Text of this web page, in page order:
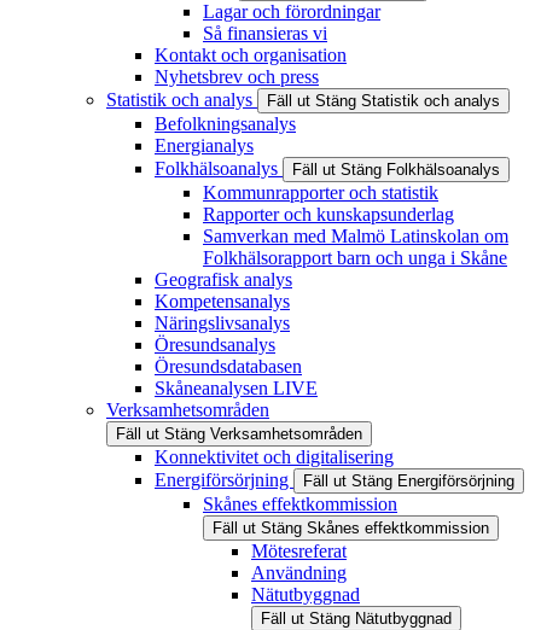
Lagar och förordningar
Så finansieras vi
Kontakt och organisation
Nyhetsbrev och press
Statistik och analys
Fäll ut Stäng Statistik och analys
Befolkningsanalys
Energianalys
Folkhälsoanalys
Fäll ut Stäng Folkhälsoanalys
Kommunrapporter och statistik
Rapporter och kunskapsunderlag
Samverkan med Malmö Latinskolan om
Folkhälsorapport barn och unga i Skåne
Geografisk analys
Kompetensanalys
Näringslivsanalys
Öresundsanalys
Öresundsdatabasen
Skåneanalysen LIVE
Verksamhetsområden
Fäll ut Stäng Verksamhetsområden
Konnektivitet och digitalisering
Energiförsörjning
Fäll ut Stäng Energiförsörjning
Skånes effektkommission
Fäll ut Stäng Skånes effektkommission
Mötesreferat
Användning
Nätutbyggnad
Fäll ut Stäng Nätutbyggnad